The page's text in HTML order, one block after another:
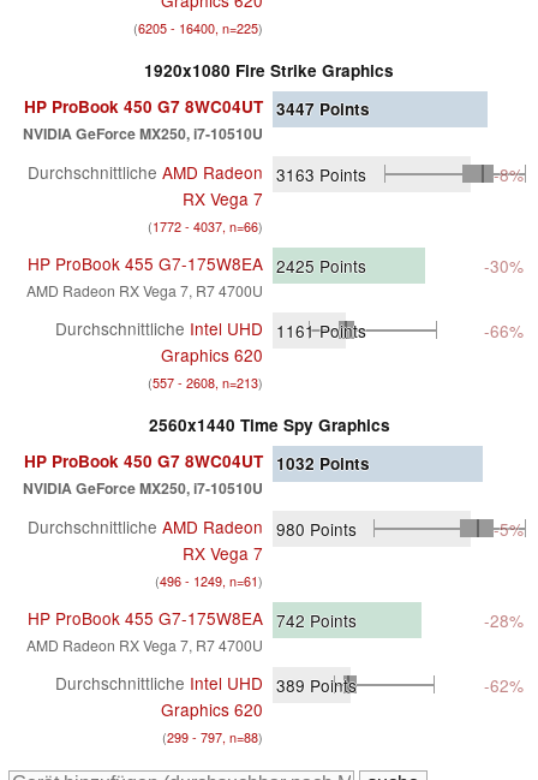
(6205 - 16400, n=225)
1920x1080 Fire Strike Graphics
HP ProBook 450 G7 8WC04UT
NVIDIA GeForce MX250, i7-10510U
3447 Points
Durchschnittliche AMD Radeon
RX Vega 7
(1772 - 4037, n=66)
3163 Points -8%
HP ProBook 455 G7-175W8EA
AMD Radeon RX Vega 7, R7 4700U
2425 Points -30%
Durchschnittliche Intel UHD
Graphics 620
(557 - 2608, n=213)
1161Points -66%
2560x1440 Time Spy Graphics
HP ProBook 450 G7 8WC04UT
NVIDIA GeForce MX250, i7-10510U
1032 Points
Durchschnittliche AMD Radeon
RX Vega 7
(496 - 1249, n=61)
980 Points -5%
HP ProBook 455 G7-175W8EA
AMD Radeon RX Vega 7, R7 4700U
742 Points -28%
Durchschnittliche Intel UHD
Graphics 620
(299 - 797, n=88)
389 Points -62%